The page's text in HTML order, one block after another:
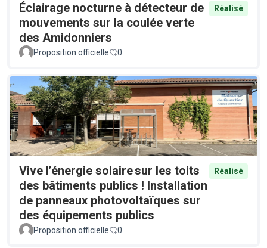
Éclairage nocturne à détecteur de
mouvements sur la coulée verte
des Amidonniers
Réalisé
Proposition officielle 0
Vive l’énergie solaire sur les toits
des bâtiments publics ! Installation
de panneaux photovoltaïques sur
des équipements publics
Réalisé
Proposition officielle 0